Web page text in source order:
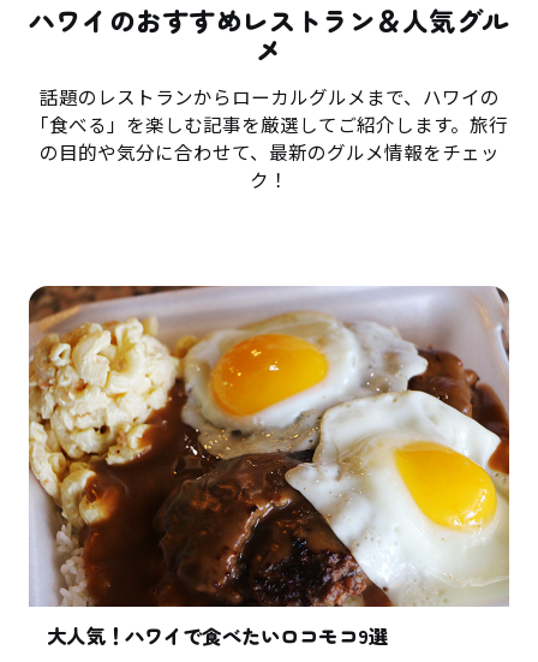
ハワイのおすすめレストラン＆人気グル
メ
話題のレストランからローカルグルメまで、ハワイの
「食べる」を楽しむ記事を厳選してご紹介します。旅行
の目的や気分に合わせて、最新のグルメ情報をチェッ
ク！
大人気！ハワイで食べたいロコモコ9選